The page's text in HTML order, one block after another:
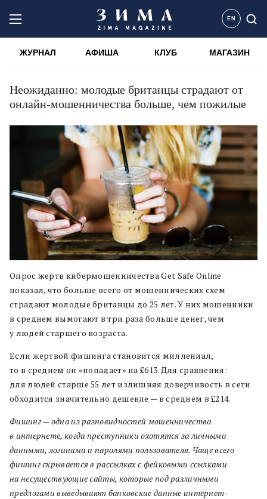
EN
ЖУРНАЛ АФИША КЛУБ МАГАЗИН
Неожиданно: молодые британцы страдают от
онлайн-мошенничества больше, чем пожилые
Опрос жертв кибермошенничества Get Safe Online
показал, что больше всего от мошеннических схем
страдают молодые британцы до 25 лет. У них мошенники
в среднем вымогают в три раза больше денег, чем
у людей старшего возраста.
Если жертвой фишинга становится миллениал,
то в среднем он «попадает» на £613. Для сравнения:
для людей старше 55 лет излишняя доверчивость в сети
обходится значительно дешевле — в среднем в £214.
Фишинг — одна из разновидностей мошенничества
в интернете, когда преступники охотятся за личными
данными, логинами и паролями пользователя. Чаще всего
фишинг скрывается в рассылках с фейковыми ссылками
на несуществующие сайты, которые под различными
предлогами выведывают банковские данные интернет-